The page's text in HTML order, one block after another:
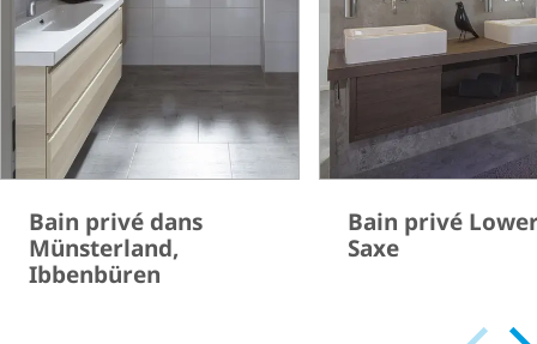
Bain privé dans
Münsterland,
Ibbenbüren
Bain privé
Saxe